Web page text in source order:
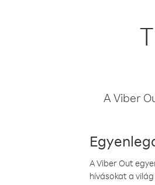
A Viber
A Viber Out
hívásokat a